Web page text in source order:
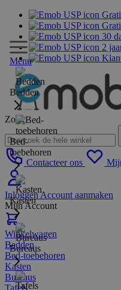
30
2
Zoek
Contacteer ons
InloggenAccount aanmaken
Mijn Account
Winkelwagen
Menu
Bedden
Bed-
toebehoren
Kasten
Bureaus
Bedden
Bed-toebehoren
Kasten
Bureaus
Tafels